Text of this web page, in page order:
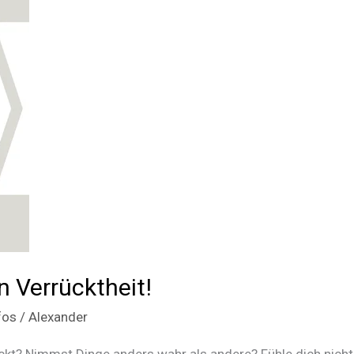
Verrücktheit!
/Alexander